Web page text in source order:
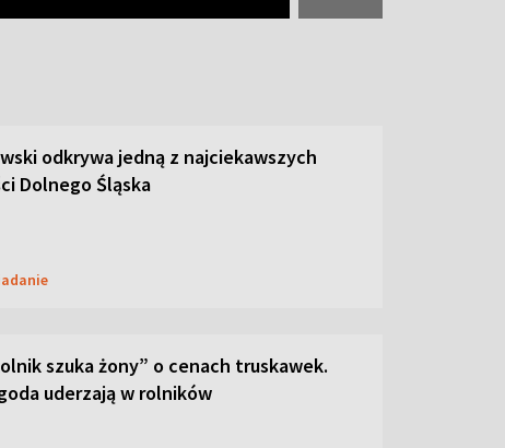
odkrywa jedną z najciekawszych
Dolnego Śląska
szuka żony” o cenach truskawek.
uderzają w rolników